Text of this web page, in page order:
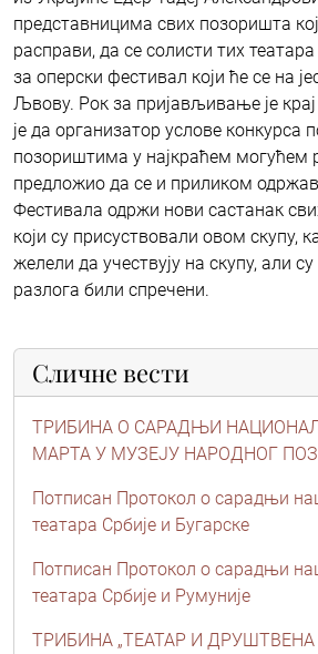
представницима свих позоришта
расправи, да се солисти тих
за оперски фестивал који ће се на
Љвову. Рок за пријављивање је
је да организатор услове конкурса
позориштима у најкраћем могућем
предложио да се и приликом
Фестивала одржи нови састанак
који су присуствовали овом скупу,
желели да учествују на скупу, али су
разлога били спречени.
Сличне вести
ТРИБИНА О САРАДЊИ
МАРТА У МУЗЕЈУ НАРОДНОГ
Потписан Протокол о сарадњи
театара Србије и Бугарске
Потписан Протокол о сарадњи
театара Србије и Румуније
ТРИБИНА „ТЕАТАР И ДРУШТВЕНА